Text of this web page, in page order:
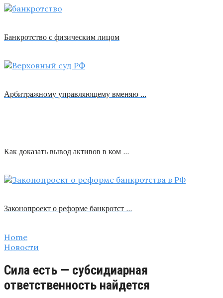
Банкротство с физическим лицом
Арбитражному управляющему вменяю …
Как доказать вывод активов в ком …
Законопроект о реформе банкротст …
Home
Новости
Сила есть — субсидиарная
ответственность найдется